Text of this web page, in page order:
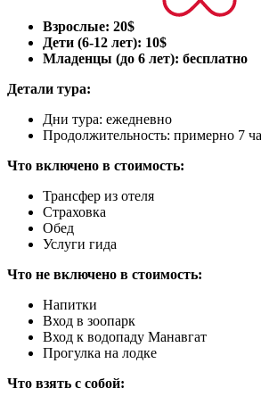
Взрослые: 20$
Дети (6-12 лет): 10$
Младенцы (до 6 лет): бесплатно
Детали тура:
Дни тура: ежедневно
Продолжительность: примерно 7
Что включено в стоимость:
Трансфер из отеля
Страховка
Обед
Услуги гида
Что не включено в стоимость:
Напитки
Вход в зоопарк
Вход к водопаду Манавгат
Прогулка на лодке
Что взять с собой: